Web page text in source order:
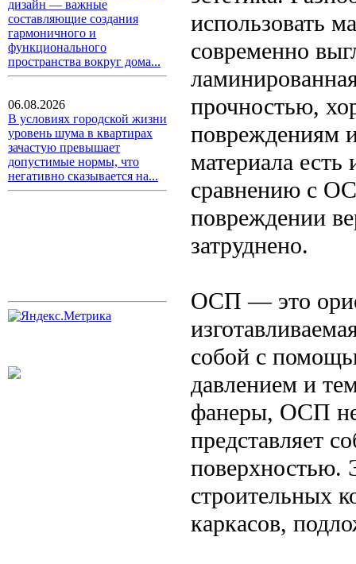
дизайн — важные
составляющие создания
гармоничного и
функционального
пространства вокруг дома...
06.08.2026
В условиях городской жизни
уровень шума в квартирах
зачастую превышает
допустимые нормы, что
негативно сказывается на...
использовать
современно
прочностью,
повреждениям
материала есть
сравнению с
повреждении
затруднено.
ОСП — это
собой с
давлением и
фанеры, ОСП не
представляет
поверхностью.
строительных
каркасов,